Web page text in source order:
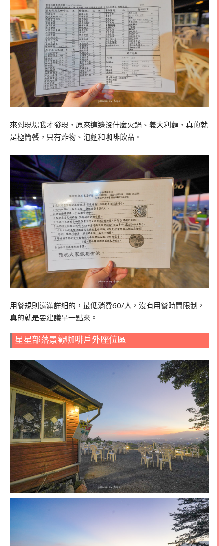
來到現場我才發現，原來這邊沒什麼火鍋、義大利麵，真的就
是極簡餐，只有炸物、泡麵和咖啡飲品。
用餐規則還滿詳細的，最低消費60/人，沒有用餐時間限制，
真的就是要建議早一點來。
星星部落景觀咖啡戶外座位區